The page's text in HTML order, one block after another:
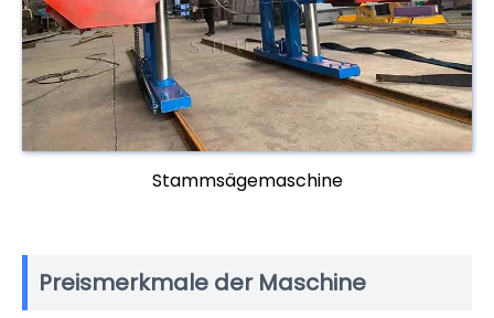
Stammsägemaschine
Preismerkmale der Maschine